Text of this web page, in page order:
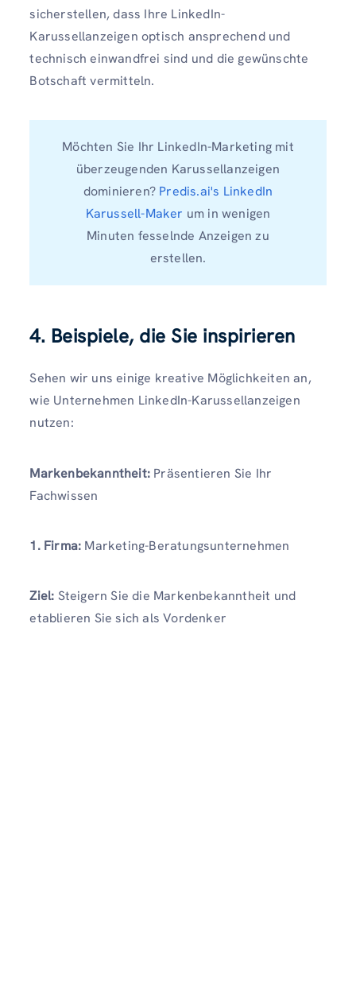
sicherstellen, dass Ihre LinkedIn-
Karussellanzeigen optisch ansprechend und
technisch einwandfrei sind und die gewünschte
Botschaft vermitteln.
Möchten Sie Ihr LinkedIn-Marketing mit
überzeugenden Karussellanzeigen
dominieren? Predis.ai's LinkedIn
Karussell-Maker um in wenigen
Minuten fesselnde Anzeigen zu
erstellen.
4. Beispiele, die Sie inspirieren
Sehen wir uns einige kreative Möglichkeiten an,
wie Unternehmen LinkedIn-Karussellanzeigen
nutzen:
Markenbekanntheit: Präsentieren Sie Ihr
Fachwissen
1. Firma: Marketing-Beratungsunternehmen
Ziel: Steigern Sie die Markenbekanntheit und
etablieren Sie sich als Vordenker